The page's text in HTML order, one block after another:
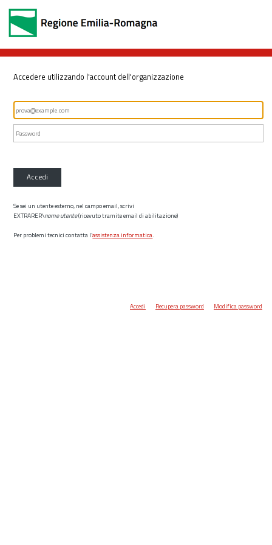
Accedere utilizzando l'account dell'organizzazione
Accedi
Se sei un utente esterno, nel campo email, scrivi
EXTRARER\nome utente(ricevuto tramite email di abilitazione)
Per problemi tecnici contatta l’assistenza informatica.
Accedi Recupera password Modifica password